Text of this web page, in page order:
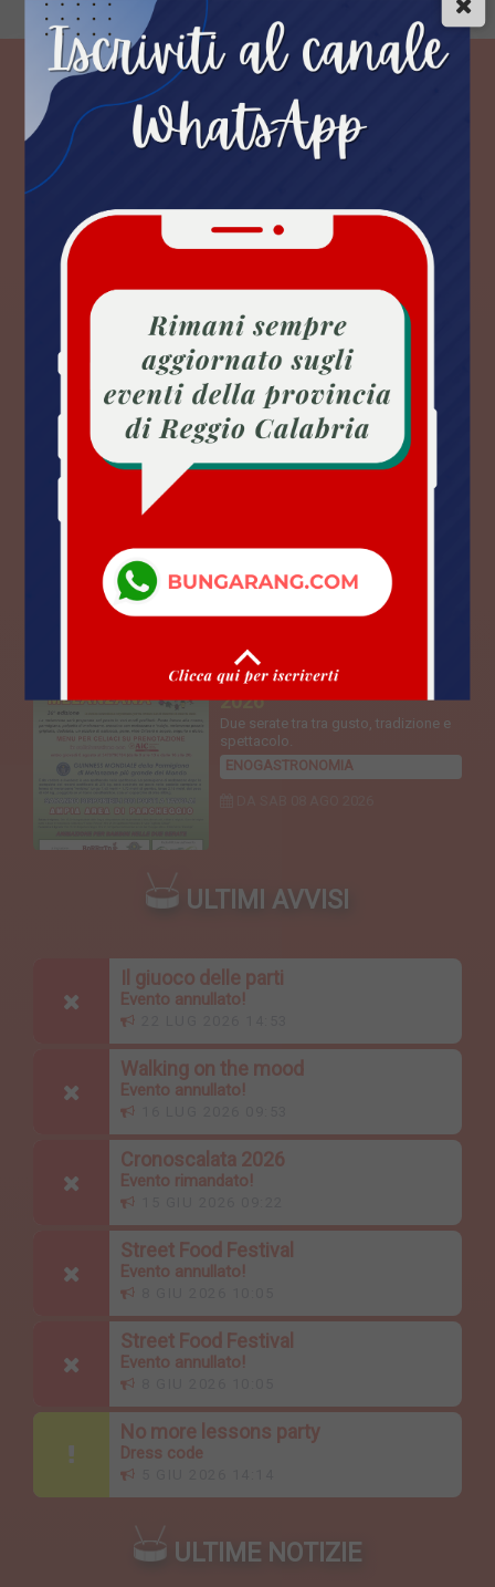
ULTIMI EVENTI
Sant’Alessio Summer Food
Fest
Street food selezionato, musica dal
DA LUN10 AGO 2026
Condofuri (RC)
The Goatfather
11 AGO 2026
Sagra della melanzana
2026
Due serate tra tra gusto, tradizione e
spettacolo.
ENOGASTRONOMIA
ULTIMI AVVISI
Il giuoco delle parti
Evento annullato!
Walking on the mood
Evento annullato!
Cronoscalata 2026
Evento rimandato!
Street Food Festival
Evento annullato!
Street Food Festival
Evento annullato!
No more lessons party
Dress code
ULTIME NOTIZIE